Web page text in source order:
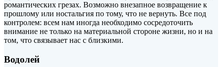
романтических грезах. Возможно внезапное возвращение к
прошлому или ностальгия по тому, что не вернуть. Все под
контролем: всем нам иногда необходимо сосредоточить
внимание не только на материальной стороне жизни, но и на
том, что связывает нас с близкими.
Водолей